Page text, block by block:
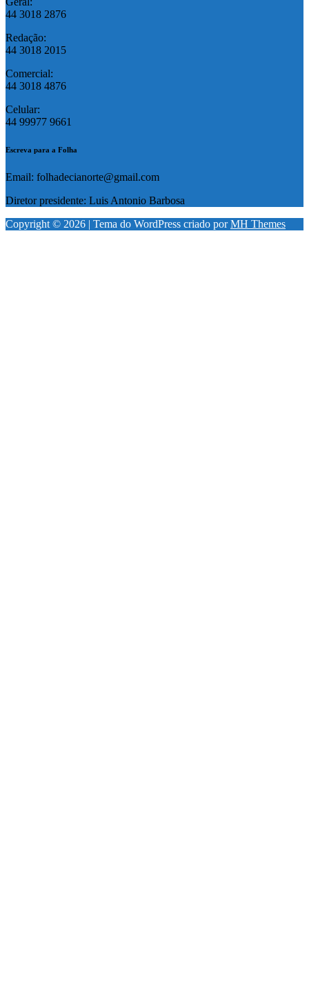
44 3018 2876
Redação:
44 3018 2015
Comercial:
44 3018 4876
Celular:
44 99977 9661
Escreva para a Folha
Email: folhadecianorte@gmail.com
Diretor presidente: Luis Antonio Barbosa
Copyright © 2026 | Tema do WordPress criado porMH Themes